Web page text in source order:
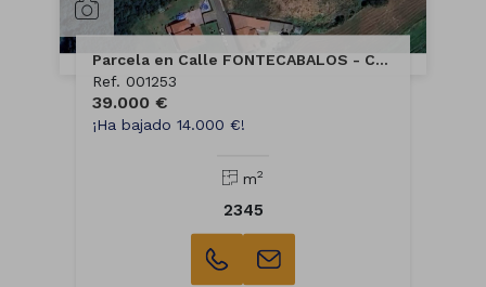
Parcela en Calle FONTECABALOS - CAMPO - SELLO
Ref. 001253
39.000 €
¡Ha bajado 14.000 €!
m2
2345